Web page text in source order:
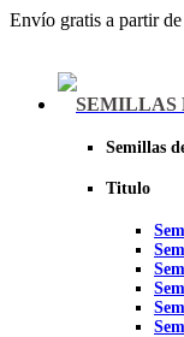
Envío gratis a partir
SEMILLAS
Semillas
Titulo